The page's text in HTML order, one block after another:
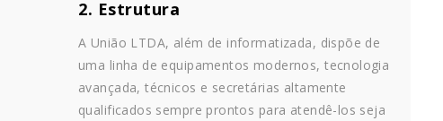
2. Estrutura
A União LTDA, além de informatizada, dispõe de
uma linha de equipamentos modernos, tecnologia
avançada, técnicos e secretárias altamente
qualificados sempre prontos para atendê-los seja